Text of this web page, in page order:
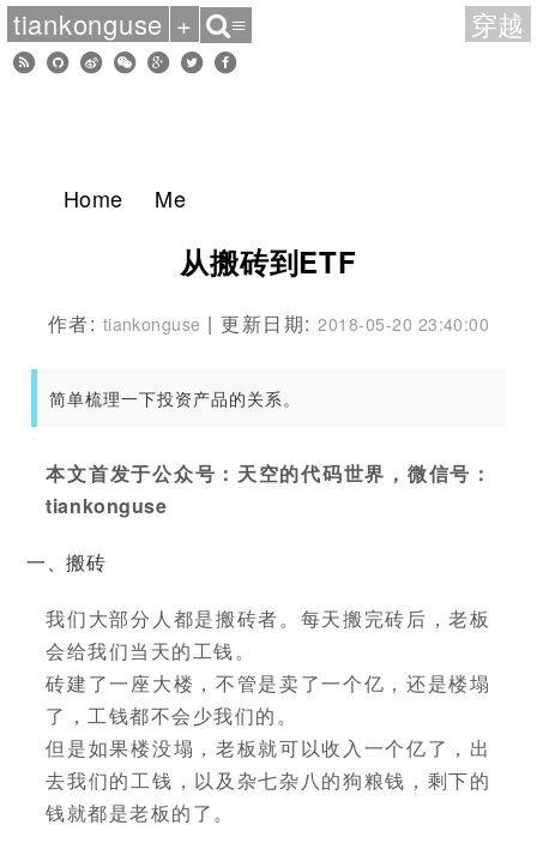
Home Me
从搬砖到ETF
作者: tiankonguse | 更新日期:2018-05-20 23:40:00
简单梳理一下投资产品的关系。
本文首发于公众号：天空的代码世界，微信号：
tiankonguse
一、搬砖
我们大部分人都是搬砖者。每天搬完砖后，老板
会给我们当天的工钱。
砖建了一座大楼，不管是卖了一个亿，还是楼塌
了，工钱都不会少我们的。
但是如果楼没塌，老板就可以收入一个亿了，出
去我们的工钱，以及杂七杂八的狗粮钱，剩下的
钱就都是老板的了。
tiankonguse + ≡ 穿越